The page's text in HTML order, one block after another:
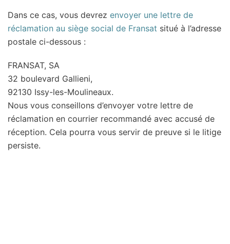
Dans ce cas, vous devrez envoyer une lettre de
réclamation au siège social de Fransat situé à l’adresse
postale ci-dessous :
FRANSAT, SA
32 boulevard Gallieni,
92130 Issy-les-Moulineaux.
Nous vous conseillons d’envoyer votre lettre de
réclamation en courrier recommandé avec accusé de
réception. Cela pourra vous servir de preuve si le litige
persiste.